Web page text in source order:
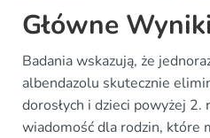
Główne Wyniki
Badania wskazują, że
albendazolu skutecznie
dorosłych i dzieci powyżej 2.
wiadomość dla rodzin, które